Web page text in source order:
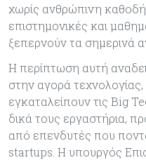
χωρίς ανθρώπινη
επιστημονικές και
ξεπερνούν τα σημερινά
Η περίπτωση αυτή
στην αγορά
εγκαταλείπουν τις Big
δικά τους εργαστήρια,
από επενδυτές που
startups. Η υπουργός